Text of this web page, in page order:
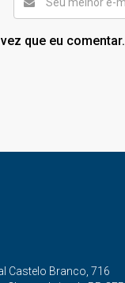
que eu comentar.
Castelo Branco, 716